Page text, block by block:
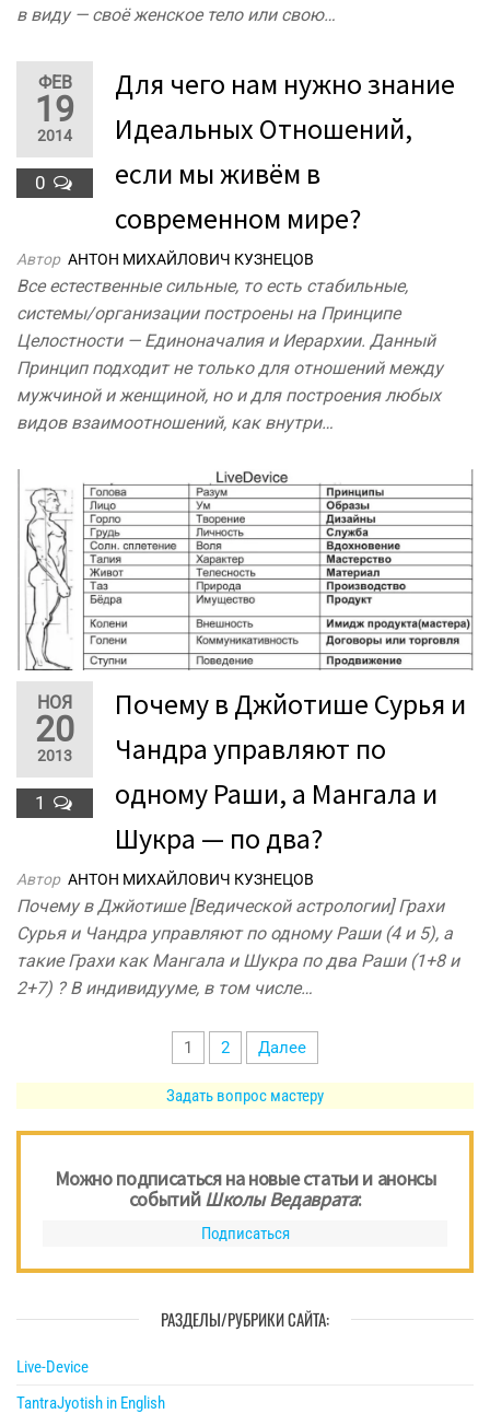
в виду — своё женское тело или свою…
ФЕВ
19
2014
0
Для чего нам нужно знание
Идеальных Отношений,
если мы живём в
современном мире?
Автор АНТОН МИХАЙЛОВИЧ КУЗНЕЦОВ
Все естественные сильные, то есть стабильные,
системы/организации построены на Принципе
Целостности — Единоначалия и Иерархии. Данный
Принцип подходит не только для отношений между
мужчиной и женщиной, но и для построения любых
видов взаимоотношений, как внутри…
НОЯ
20
2013
1
Почему в Джйотише Сурья и
Чандра управляют по
одному Раши, а Мангала и
Шукра — по два?
Автор АНТОН МИХАЙЛОВИЧ КУЗНЕЦОВ
Почему в Джйотише [Ведической астрологии] Грахи
Сурья и Чандра управляют по одному Раши (4 и 5), а
такие Грахи как Мангала и Шукра по два Раши (1+8 и
2+7) ? В индивидууме, в том числе…
записей
1 2 Далее
Задать вопрос мастеру
Можно подписаться на новые статьи и анонсы
событий Школы Ведаврата:
Подписаться
РАЗДЕЛЫ/РУБРИКИ САЙТА:
Live-Device
TantraJyotish in English